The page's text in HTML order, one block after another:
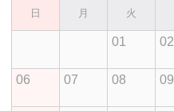
日 月 火
01 02
06 07 08 09